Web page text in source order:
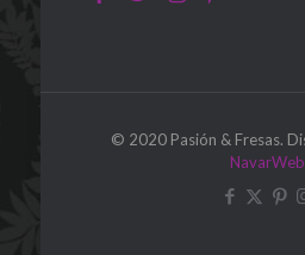
© 2020 Pasión & Fresas.
NavarWeb